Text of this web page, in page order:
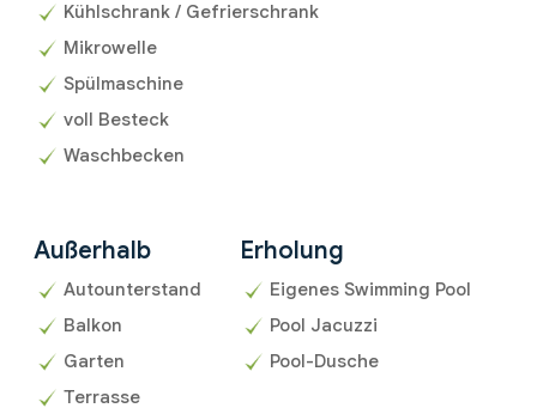
Kühlschrank / Gefrierschrank
Mikrowelle
Spülmaschine
voll Besteck
Waschbecken
Außerhalb
Autounterstand
Balkon
Garten
Terrasse
Erholung
Eigenes Swimming Pool
Pool Jacuzzi
Pool-Dusche